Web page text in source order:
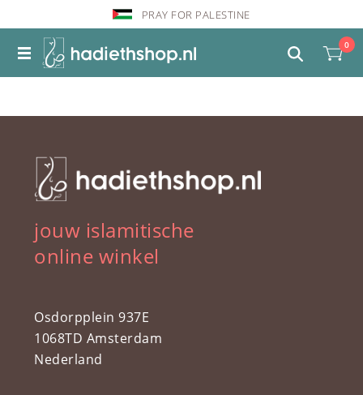
PRAY FOR PALESTINE
0
jouw islamitische
online winkel
Osdorpplein 937E
1068TD Amsterdam
Nederland